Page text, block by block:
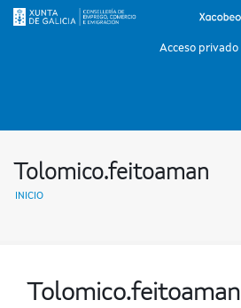
Acceso privado
Tolomico.feitoaman
INICIO
Tolomico.feitoaman